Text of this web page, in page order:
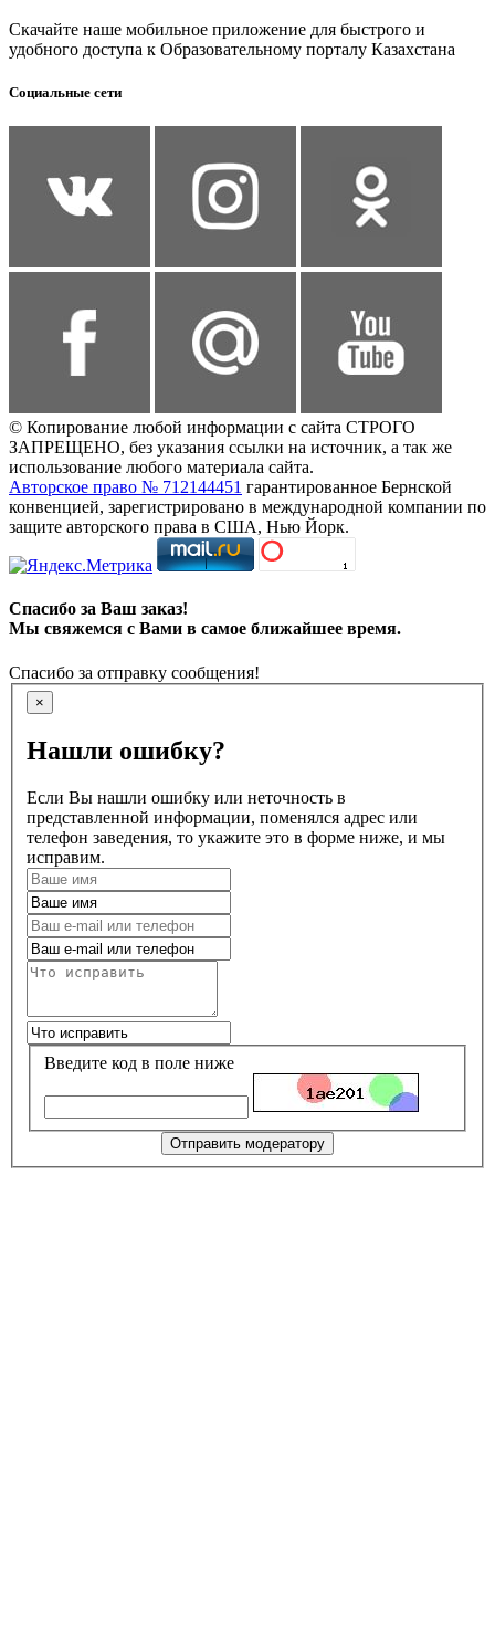
Скачайте наше мобильное приложение для быстрого и
удобного доступа к Образовательному порталу Казахстана
Социальные сети
© Копирование любой информации с сайта СТРОГО
ЗАПРЕЩЕНО, без указания ссылки на источник, а так же
использование любого материала сайта.
Авторское право № 712144451 гарантированное Бернской
конвенцией, зарегистрировано в международной компании по
защите авторского права в США, Нью Йорк.
Спасибо за Ваш заказ!
Мы свяжемся с Вами в самое ближайшее время.
Спасибо за отправку сообщения!
×
Нашли ошибку?
Если Вы нашли ошибку или неточность в
представленной информации, поменялся адрес или
телефон заведения, то укажите это в форме ниже, и мы
исправим.
Введите код в поле ниже
Отправить модератору